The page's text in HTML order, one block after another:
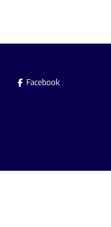
Facebook